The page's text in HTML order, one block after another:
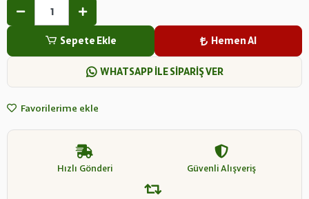
Sepete Ekle Hemen Al
WHATSAPP İLE SİPARİŞ VER
Favorilerime ekle
Hızlı Gönderi Güvenli Alışveriş